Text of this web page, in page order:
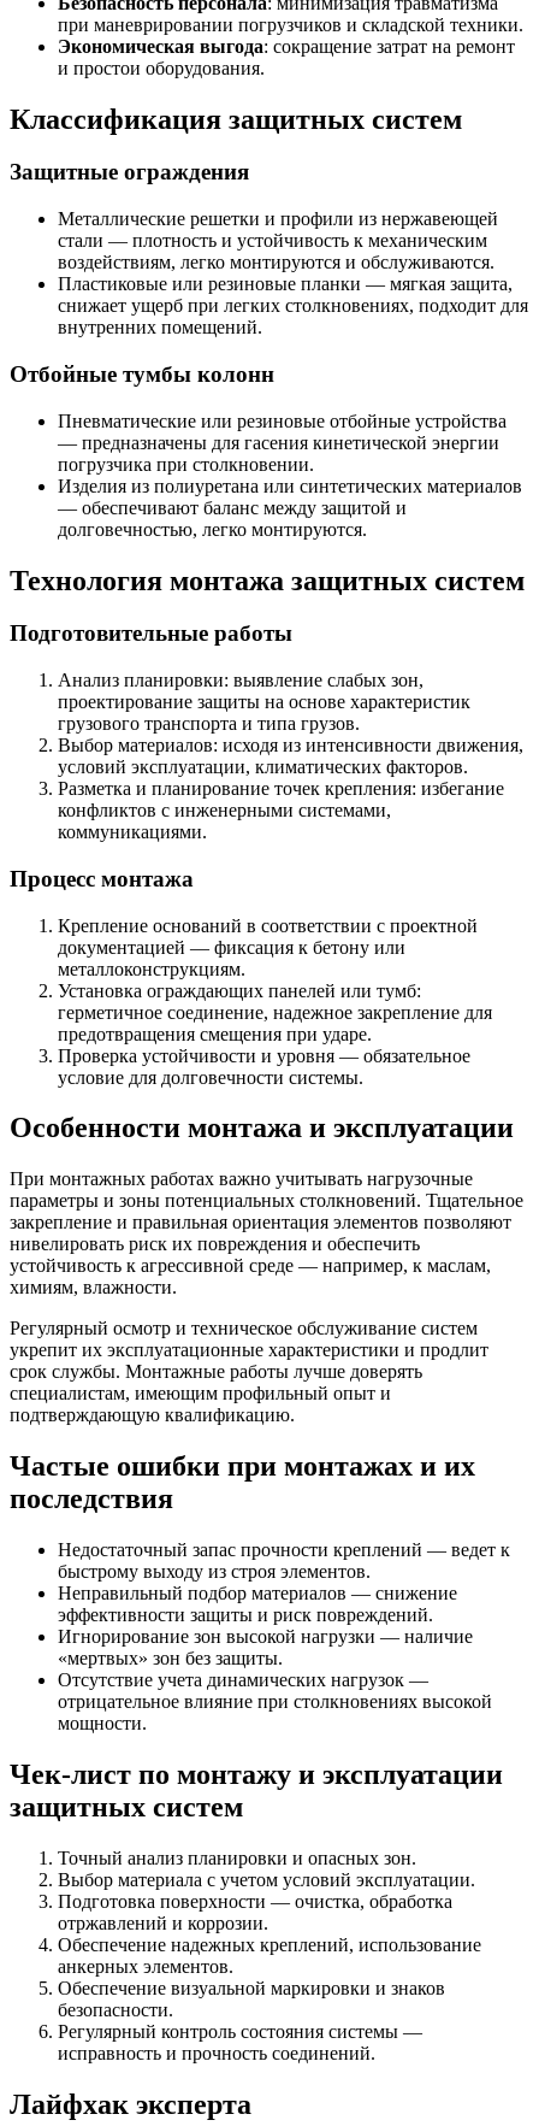
при маневрировании погрузчиков и складской техники.
Экономическая выгода: сокращение затрат на ремонт
и простои оборудования.
Классификация защитных систем
Защитные ограждения
Металлические решетки и профили из нержавеющей
стали — плотность и устойчивость к механическим
воздействиям, легко монтируются и обслуживаются.
Пластиковые или резиновые планки — мягкая защита,
снижает ущерб при легких столкновениях, подходит для
внутренних помещений.
Отбойные тумбы колонн
Пневматические или резиновые отбойные устройства
— предназначены для гасения кинетической энергии
погрузчика при столкновении.
Изделия из полиуретана или синтетических материалов
— обеспечивают баланс между защитой и
долговечностью, легко монтируются.
Технология монтажа защитных систем
Подготовительные работы
Анализ планировки: выявление слабых зон,
проектирование защиты на основе характеристик
грузового транспорта и типа грузов.
Выбор материалов: исходя из интенсивности движения,
условий эксплуатации, климатических факторов.
Разметка и планирование точек крепления: избегание
конфликтов с инженерными системами,
коммуникациями.
Процесс монтажа
Крепление оснований в соответствии с проектной
документацией — фиксация к бетону или
металлоконструкциям.
Установка ограждающих панелей или тумб:
герметичное соединение, надежное закрепление для
предотвращения смещения при ударе.
Проверка устойчивости и уровня — обязательное
условие для долговечности системы.
Особенности монтажа и эксплуатации
При монтажных работах важно учитывать нагрузочные
параметры и зоны потенциальных столкновений. Тщательное
закрепление и правильная ориентация элементов позволяют
нивелировать риск их повреждения и обеспечить
устойчивость к агрессивной среде — например, к маслам,
химиям, влажности.
Регулярный осмотр и техническое обслуживание систем
укрепит их эксплуатационные характеристики и продлит
срок службы. Монтажные работы лучше доверять
специалистам, имеющим профильный опыт и
подтверждающую квалификацию.
Частые ошибки при монтажах и их
последствия
Недостаточный запас прочности креплений — ведет к
быстрому выходу из строя элементов.
Неправильный подбор материалов — снижение
эффективности защиты и риск повреждений.
Игнорирование зон высокой нагрузки — наличие
«мертвых» зон без защиты.
Отсутствие учета динамических нагрузок —
отрицательное влияние при столкновениях высокой
мощности.
Чек-лист по монтажу и эксплуатации
защитных систем
Точный анализ планировки и опасных зон.
Выбор материала с учетом условий эксплуатации.
Подготовка поверхности — очистка, обработка
отржавлений и коррозии.
Обеспечение надежных креплений, использование
анкерных элементов.
Обеспечение визуальной маркировки и знаков
безопасности.
Регулярный контроль состояния системы —
исправность и прочность соединений.
Лайфхак эксперта